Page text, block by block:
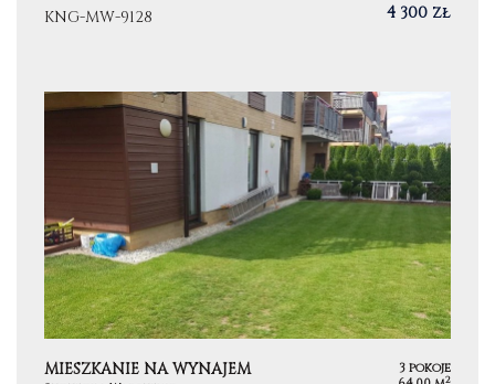
KNG-MW-9128 4 300 zł
MIESZKANIE NA WYNAJEM
3 pokoje
2